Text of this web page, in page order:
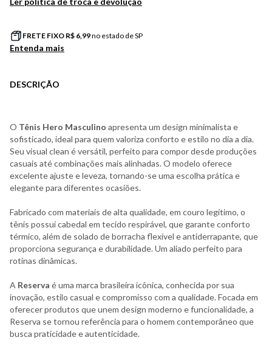
FRETE FIXO R$ 6,99no estado de SP
Entenda mais
DESCRIÇÃO
O Tênis Hero Masculino apresenta um design minimalista e
sofisticado, ideal para quem valoriza conforto e estilo no dia a dia.
Seu visual clean é versátil, perfeito para compor desde produções
casuais até combinações mais alinhadas. O modelo oferece
excelente ajuste e leveza, tornando-se uma escolha prática e
elegante para diferentes ocasiões.
Fabricado com materiais de alta qualidade, em couro legítimo, o
tênis possui cabedal em tecido respirável, que garante conforto
térmico, além de solado de borracha flexível e antiderrapante, que
proporciona segurança e durabilidade. Um aliado perfeito para
rotinas dinâmicas.
A Reserva é uma marca brasileira icônica, conhecida por sua
inovação, estilo casual e compromisso com a qualidade. Focada em
oferecer produtos que unem design moderno e funcionalidade, a
Reserva se tornou referência para o homem contemporâneo que
busca praticidade e autenticidade.